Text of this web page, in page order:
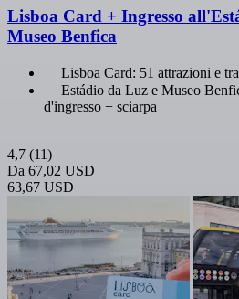
Lisboa Card + Ingresso
Museo Benfica
Lisboa Card: 51 attrazioni e
Estádio da Luz e Museo
d'ingresso + sciarpa
4,7 (11)
Da 67,02 USD
63,67 USD